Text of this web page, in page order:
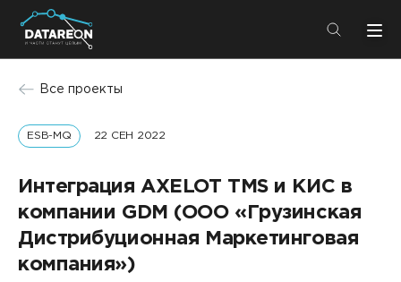
+7 (495) 280-08-01
Услуги
Решения
Партнеры
Все проекты
ESB-MQ 22 СЕН 2022
Интеграция AXELOT TMS и КИС в
компании GDM (ООО «Грузинская
Дистрибуционная Маркетинговая
компания»)